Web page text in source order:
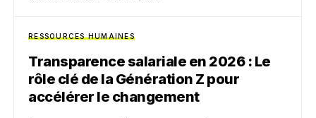
RESSOURCES HUMAINES
Transparence salariale en 2026 : Le
rôle clé de la Génération Z pour
accélérer le changement